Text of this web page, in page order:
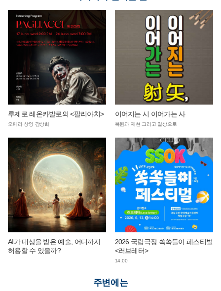
루제로 레온카발로의 <팔리아치>
오페라 상영 감상회
이어지는 시 이어가는 사
복원과 재현 그리고 일상으로
AI가 대상을 받은 예술, 어디까지
허용할 수 있을까?
2026 국립극장 쏙쏙들이 페스티벌
<러브레터>
14:00
주변에는